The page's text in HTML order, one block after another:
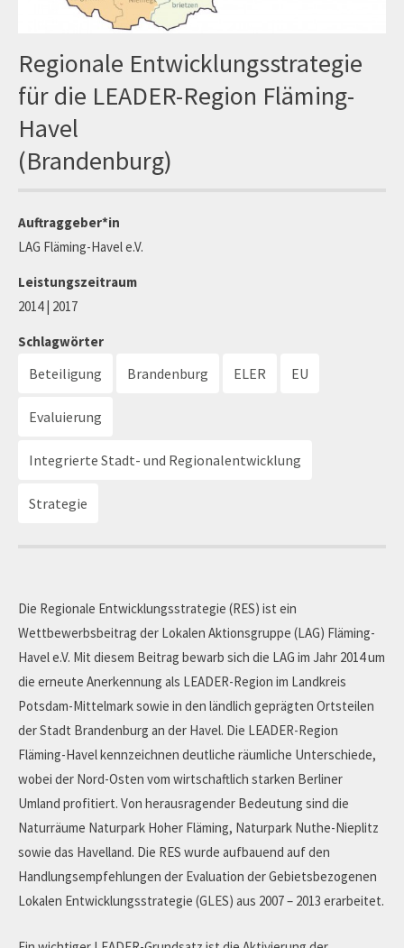
Regionale Entwicklungsstrategie
für die LEADER-Region Fläming-
Havel
(Brandenburg)
Auftraggeber*in
LAG Fläming-Havel e.V.
Leistungszeitraum
2014 | 2017
Schlagwörter
Beteiligung Brandenburg ELER EU
Evaluierung
Integrierte Stadt- und Regionalentwicklung
Strategie
Die Regionale Entwicklungsstrategie (RES) ist ein
Wettbewerbsbeitrag der Lokalen Aktionsgruppe (LAG) Fläming-
Havel e.V. Mit diesem Beitrag bewarb sich die LAG im Jahr 2014 um
die erneute Anerkennung als LEADER-Region im Landkreis
Potsdam-Mittelmark sowie in den ländlich geprägten Ortsteilen
der Stadt Brandenburg an der Havel. Die LEADER-Region
Fläming-Havel kennzeichnen deutliche räumliche Unterschiede,
wobei der Nord-Osten vom wirtschaftlich starken Berliner
Umland profitiert. Von herausragender Bedeutung sind die
Naturräume Naturpark Hoher Fläming, Naturpark Nuthe-Nieplitz
sowie das Havelland. Die RES wurde aufbauend auf den
Handlungsempfehlungen der Evaluation der Gebietsbezogenen
Lokalen Entwicklungsstrategie (GLES) aus 2007 – 2013 erarbeitet.